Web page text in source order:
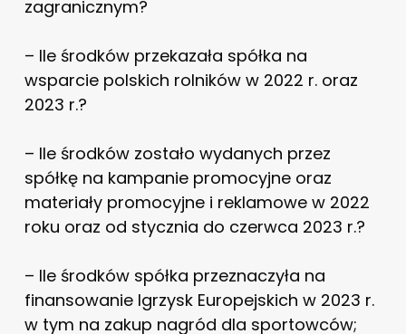
zagranicznym?
– Ile środków przekazała spółka na
wsparcie polskich rolników w 2022 r. oraz
2023 r.?
– Ile środków zostało wydanych przez
spółkę na kampanie promocyjne oraz
materiały promocyjne i reklamowe w 2022
roku oraz od stycznia do czerwca 2023 r.?
– Ile środków spółka przeznaczyła na
finansowanie Igrzysk Europejskich w 2023 r.
w tym na zakup nagród dla sportowców;